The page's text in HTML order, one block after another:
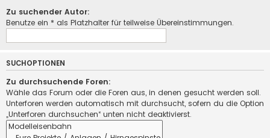
Zu suchender Autor:
Benutze ein * als Platzhalter für teilweise Übereinstimmungen.
SUCHOPTIONEN
Zu durchsuchende Foren:
Wähle das Forum oder die Foren aus, in denen gesucht werden soll.
Unterforen werden automatisch mit durchsucht, sofern du die Option
„Unterforen durchsuchen“ unten nicht deaktivierst.